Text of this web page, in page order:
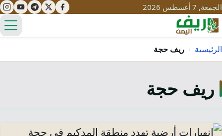
الجمعة, 7 أغسطس 2026
تعليم
صحة
مياه
قصص نجاح
سياحة
الرئيسية › ريف حجة
ريف حجة